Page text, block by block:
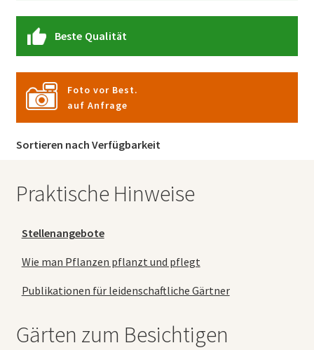
Beste Qualität
Foto vor Best.
auf Anfrage
Sortieren nach Verfügbarkeit
Praktische Hinweise
Stellenangebote
Wie man Pflanzen pflanzt und pflegt
Publikationen für leidenschaftliche Gärtner
Gärten zum Besichtigen